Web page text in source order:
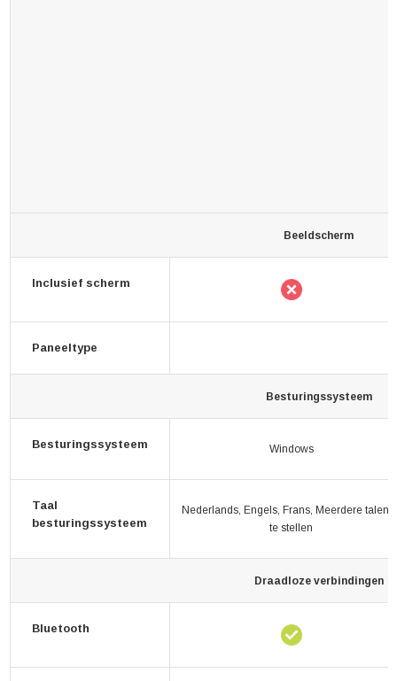
Beeldscherm
Inclusief scherm
Paneeltype
Besturingssysteem
Besturingssysteem Windows
Taal
besturingssysteem
Nederlands, Engels, Frans, Meerdere talen
te stellen
Draadloze verbindingen
Bluetooth